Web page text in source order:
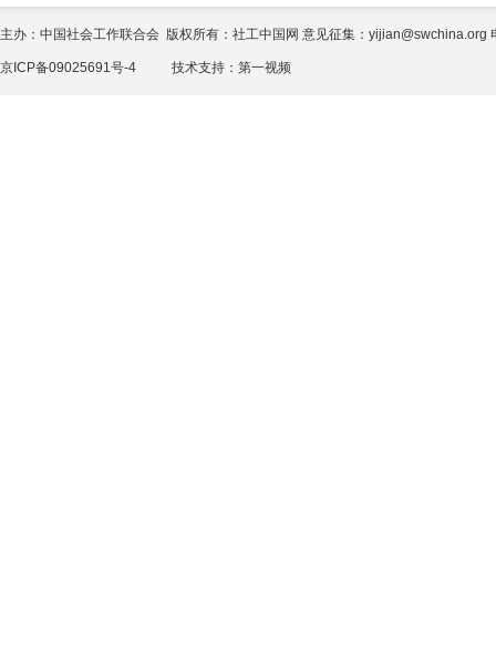
主办：中国社会工作联合会 版权所有：社工中国网 意见征集：yijian@swchina.org
京ICP备09025691号-4 技术支持： 第一视频